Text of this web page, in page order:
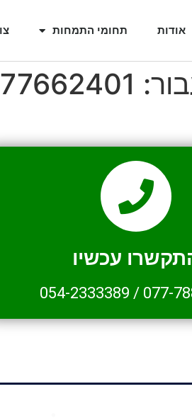
אודות תחומי התמחות
עכשיו
077-
/
054-2333389